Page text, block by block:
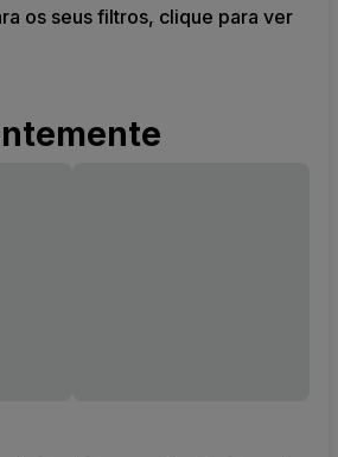
os seus filtros, clique para ver